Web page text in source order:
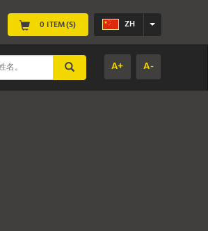
ZH
0 ITEM(S)
A+ A-
SUBMIT